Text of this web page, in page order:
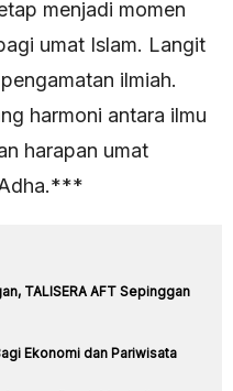
menjadi momen
umat Islam. Langit
ilmiah.
harmoni antara ilmu
harapan umat
TALISERA AFT Sepinggan
Ekonomi dan Pariwisata